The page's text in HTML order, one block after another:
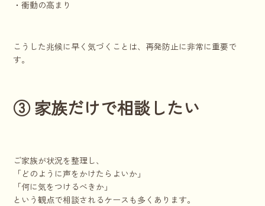
・衝動の高まり
こうした兆候に早く気づくことは、再発防止に非常に重要で
す。
③ 家族だけで相談したい
ご家族が状況を整理し、
「どのように声をかけたらよいか」
「何に気をつけるべきか」
という観点で相談されるケースも多くあります。